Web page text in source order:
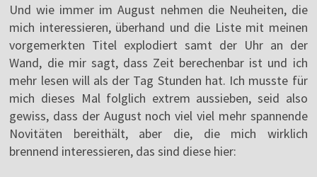
Und wie immer im August nehmen die Neuheiten, die
mich interessieren, überhand und die Liste mit meinen
vorgemerkten Titel explodiert samt der Uhr an der
Wand, die mir sagt, dass Zeit berechenbar ist und ich
mehr lesen will als der Tag Stunden hat. Ich musste für
mich dieses Mal folglich extrem aussieben, seid also
gewiss, dass der August noch viel viel mehr spannende
Novitäten bereithält, aber die, die mich wirklich
brennend interessieren, das sind diese hier: